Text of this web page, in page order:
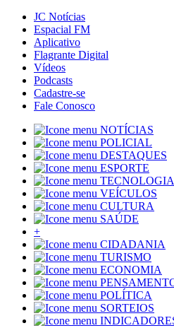
JC Notícias
Espacial FM
Aplicativo
Flagrante Digital
Vídeos
Podcasts
Cadastre-se
Fale Conosco
NOTÍCIAS
POLICIAL
DESTAQUES
ESPORTE
TECNOLOGIA
VEÍCULOS
CULTURA
SAÚDE
+
CIDADANIA
TURISMO
ECONOMIA
POLÍTICA
SORTEIOS